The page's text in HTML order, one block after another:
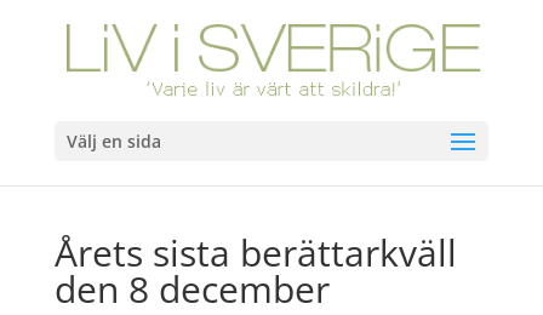
Välj en sida
Årets sista berättarkväll
den 8 december